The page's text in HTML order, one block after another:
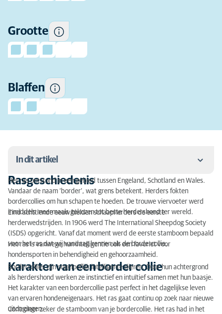
Grootte
Blaffen
In dit artikel
Rasgeschiedenis
Karakter van een border collie
Activiteit
Vachtverzorging van een border collie
Training
Raskenmerken van een border collie
Erfelijke ziekten
Rasgeschiedenis
Het ras ontstond in een gebied tussen Engeland, Schotland en Wales.
Vandaar de naam ‘border’, wat grens betekent. Herders fokten
bordercollies om hun schapen te hoeden. De trouwe viervoeter werd
inmiddels meermaals gekozen tot beste herdershond ter wereld.
Eind achttiende eeuw hielden schaapherders de eerste
herderwedstrijden. In 1906 werd The International Sheepdog Society
(ISDS) opgericht. Vanaf dat moment werd de eerste stamboom bepaald
voor het ras dat wij vandaag kennen als de bordercollie.
Het ras is vanwege hun intelligentie ook een favoriet voor
hondensporten in behendigheid en gehoorzaamheid.
Karakter van een border collie
Bordercollies zijn ongelooflijk intelligente dieren. Door hun achtergrond
als herdershond werken ze instinctief en intuïtief samen met hun baasje.
Het karakter van een bordercollie past perfect in het dagelijkse leven
van ervaren hondeneigenaars. Het ras gaat continu op zoek naar nieuwe
uitdagingen.
Controleer zeker de stamboom van je bordercollie. Het ras had in het
Hoe vaak dit ras de neiging
heeft om te blaffen.